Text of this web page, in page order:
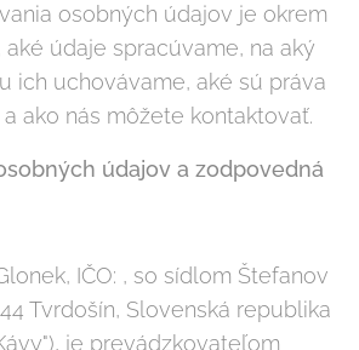
osobných údajov je okrem
údaje spracúvame, na aký
ich uchovávame, aké sú práva
ako nás môžete kontaktovať.
údajov a zodpovedná
IČO: , so sídlom Štefanov
Tvrdošín, Slovenská republika
je prevádzkovateľom